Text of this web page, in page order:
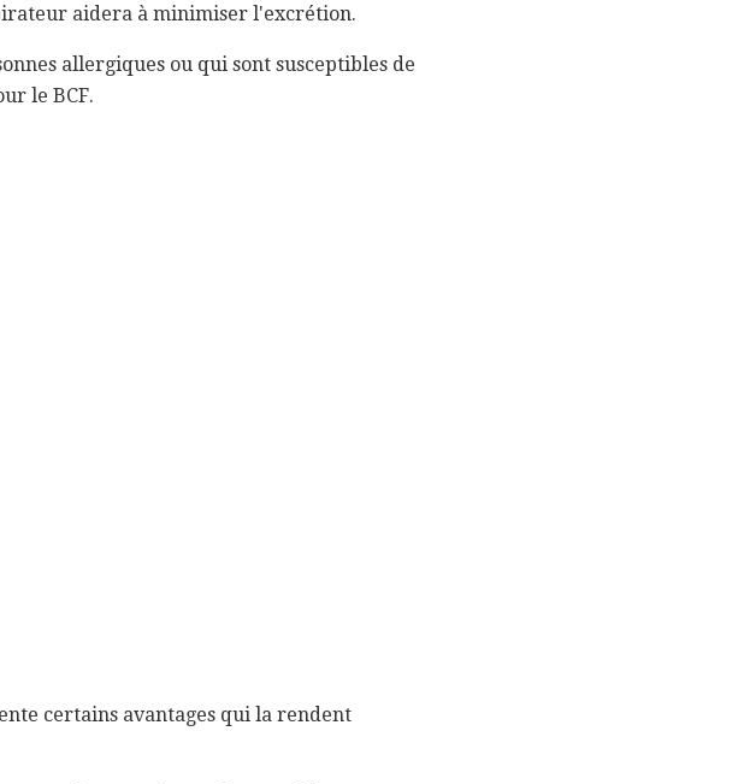
aidera à minimiser l'excrétion.
allergiques ou qui sont susceptibles de
le BCF.
certains avantages qui la rendent